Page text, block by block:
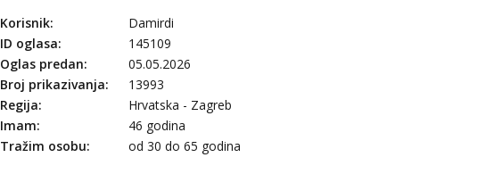
Korisnik:
Damirdi
ID oglasa:
145109
Oglas predan:
05.05.2026
Broj prikazivanja:
13993
Regija:
Hrvatska - Zagreb
Imam:
46 godina
Tražim osobu:
od 30 do 65 godina